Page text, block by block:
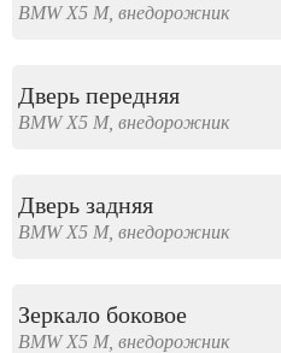
BMWX5 M, внедорожник
Дверь передняя
BMWX5 M, внедорожник
Дверь задняя
BMWX5 M, внедорожник
Зеркало боковое
BMWX5 M, внедорожник